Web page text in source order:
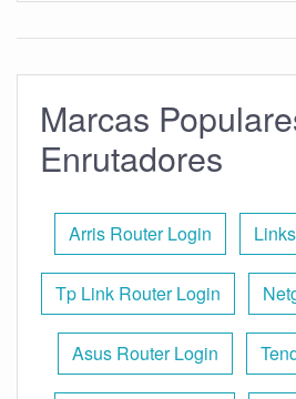
Marcas
Enrutadores
Arris Router Login
Tp Link Router Login
Asus Router Login